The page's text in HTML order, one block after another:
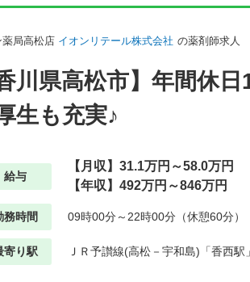
薬局高松店 イオンリテール株式会社 の薬剤師求人
香川県高松市】年間休
生も充実♪
給与
【月収】31.1万円～58.0万円
【年収】492万円～846万円
務時間 09時00分～22時00分（休憩60分）
寄り駅 ＪＲ予讃線(高松－宇和島)「香西